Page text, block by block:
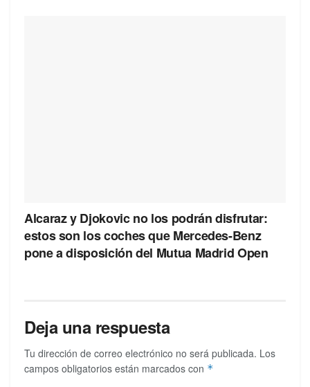
Alcaraz y Djokovic no los podrán disfrutar:
estos son los coches que Mercedes-Benz
pone a disposición del Mutua Madrid Open
Deja una respuesta
Tu dirección de correo electrónico no será publicada. Los
campos obligatorios están marcados con *